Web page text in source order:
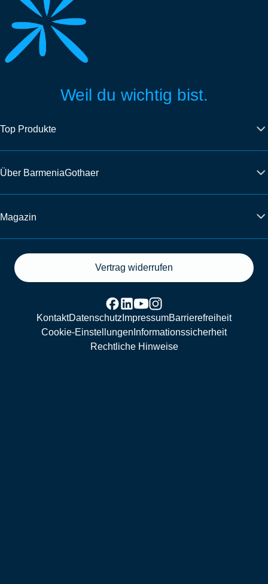
Weil du wichtig bist.
Top Produkte
Über BarmeniaGothaer
Magazin
Vertrag widerrufen
KontaktDatenschutz ImpressumBarrierefreiheit
Cookie-Einstellungen Informationssicherheit
Rechtliche Hinweise